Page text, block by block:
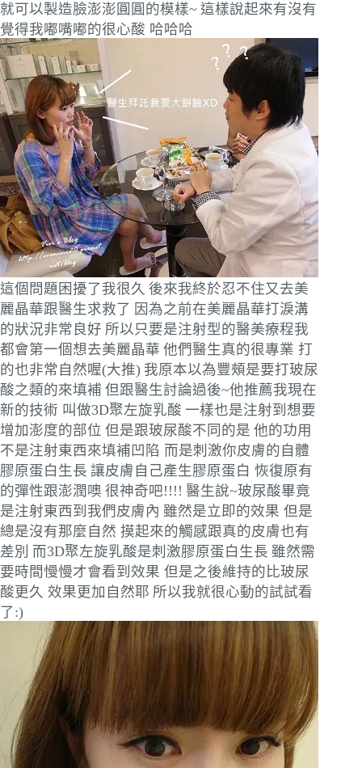
就可以製造臉澎澎圓圓的模樣~ 這樣說起來有沒有
覺得我嘟嘴嘟的很心酸 哈哈哈
這個問題困擾了我很久 後來我終於忍不住又去美
麗晶華跟醫生求救了 因為之前在美麗晶華打淚溝
的狀況非常良好 所以只要是注射型的醫美療程我
都會第一個想去美麗晶華 他們醫生真的很專業 打
的也非常自然喔(大推) 我原本以為豐頰是要打玻尿
酸之類的來填補 但跟醫生討論過後~他推薦我現在
新的技術 叫做3D聚左旋乳酸 一樣也是注射到想要
增加澎度的部位 但是跟玻尿酸不同的是 他的功用
不是注射東西來填補凹陷 而是刺激你皮膚的自體
膠原蛋白生長 讓皮膚自己產生膠原蛋白 恢復原有
的彈性跟澎潤噢 很神奇吧!!!! 醫生說~玻尿酸畢竟
是注射東西到我們皮膚內 雖然是立即的效果 但是
總是沒有那麼自然 摸起來的觸感跟真的皮膚也有
差別 而3D聚左旋乳酸是刺激膠原蛋白生長 雖然需
要時間慢慢才會看到效果 但是之後維持的比玻尿
酸更久 效果更加自然耶 所以我就很心動的試試看
了:)